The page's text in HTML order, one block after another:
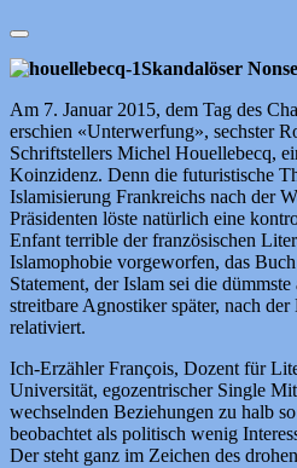
Skandalöser
Am 7. Januar 2015, dem Tag des
erschien «Unterwerfung», sechster
Schriftstellers Michel Houellebecq,
Koinzidenz. Denn die futuristische
Islamisierung Frankreichs nach der
Präsidenten löste natürlich eine
Enfant terrible der französischen
Islamophobie vorgeworfen, das
Statement, der Islam sei die
streitbare Agnostiker später, nach
relativiert.
Ich-Erzähler François, Dozent für
Universität, egozentrischer Single
wechselnden Beziehungen zu halb
beobachtet als politisch wenig
Der steht ganz im Zeichen des